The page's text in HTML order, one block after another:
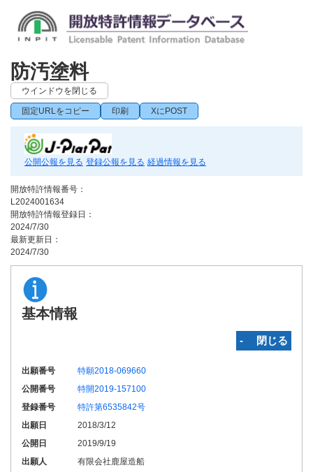
防汚塗料
ウインドウを閉じる
固定URLをコピー 印刷 XにPOST
公開公報を見る 登録公報を見る 経過情報を見る
開放特許情報番号：
L2024001634
開放特許情報登録日：
2024/7/30
最新更新日：
2024/7/30
基本情報
‐ 閉じる
出願番号
特願2018-069660
公開番号
特開2019-157100
登録番号
特許第6535842号
出願日
2018/3/12
公開日
2019/9/19
出願人
有限会社鹿屋造船